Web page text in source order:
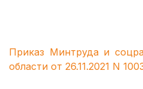
Приказ Минтруда и
области от 26.11.2021 N